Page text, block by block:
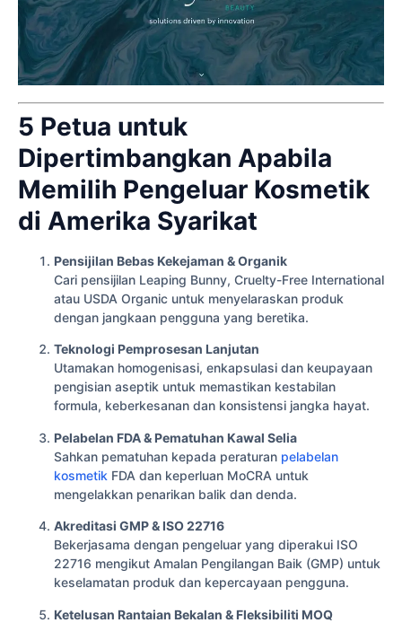
5 Petua untuk
Dipertimbangkan Apabila
Memilih Pengeluar Kosmetik
di Amerika Syarikat
Pensijilan Bebas Kekejaman & Organik
Cari pensijilan Leaping Bunny, Cruelty-Free International
atau USDA Organic untuk menyelaraskan produk
dengan jangkaan pengguna yang beretika.
Teknologi Pemprosesan Lanjutan
Utamakan homogenisasi, enkapsulasi dan keupayaan
pengisian aseptik untuk memastikan kestabilan
formula, keberkesanan dan konsistensi jangka hayat.
Pelabelan FDA & Pematuhan Kawal Selia
Sahkan pematuhan kepada peraturan pelabelan
kosmetik FDA dan keperluan MoCRA untuk
mengelakkan penarikan balik dan denda.
Akreditasi GMP & ISO 22716
Bekerjasama dengan pengeluar yang diperakui ISO
22716 mengikut Amalan Pengilangan Baik (GMP) untuk
keselamatan produk dan kepercayaan pengguna.
Ketelusan Rantaian Bekalan & Fleksibiliti MOQ